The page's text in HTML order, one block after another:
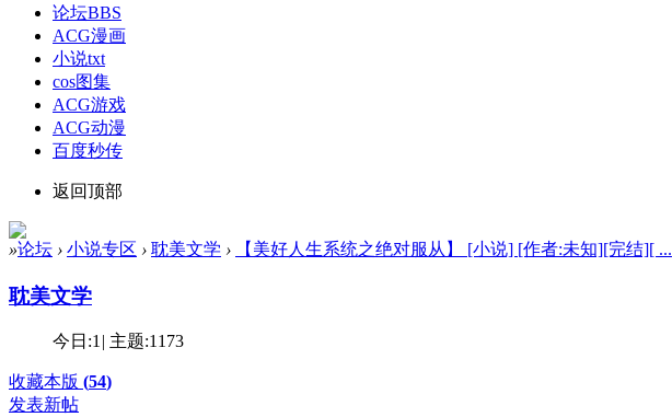
论坛BBS
ACG漫画
小说txt
cos图集
ACG游戏
ACG动漫
百度秒传
返回顶部
»论坛 › 小说专区 › 耽美文学 › 【美好人生系统之绝对服从】 [小说] [作者:未知][完结][ ...
耽美文学
今日:1 | 主题:1173
收藏本版 (54)
发表新帖